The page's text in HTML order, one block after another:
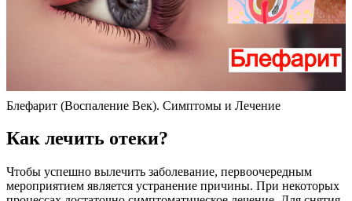
Блефарит (Воспаление Век). Симптомы и Лечение
Как лечить отеки?
Чтобы успешно вылечить заболевание, первоочередным
мероприятием является устранение причины. При некоторых